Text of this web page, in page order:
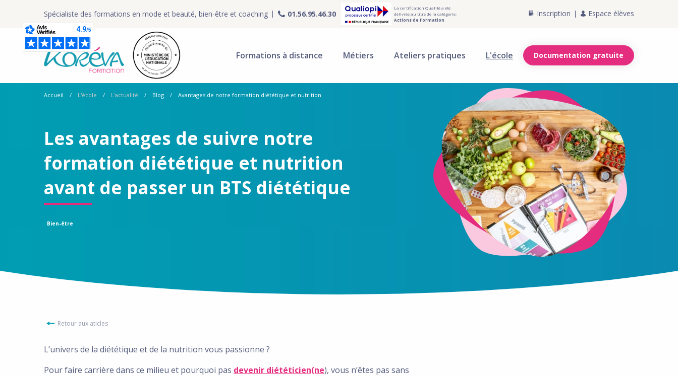
Spécialiste des formations en mode et beauté, bien-être et coaching 01.56.95.46.30
La certification Qualité a été
délivrée au titre de la catégorie:
Actions de Formation
Inscription Espace élèves
Formations à distance Métiers Ateliers pratiques L'école Documentation gratuite
Accueil L'école L'actualité Blog Avantages de notre formation diététique et nutrition
Les avantages de suivre notre
formation diététique et nutrition
avant de passer un BTS diététique
Bien-être
Retour aux aticles
L’univers de la diététique et de la nutrition vous passionne ?
Pour faire carrière dans ce milieu et pourquoi pas devenir diététicien(ne), vous n’êtes pas sans